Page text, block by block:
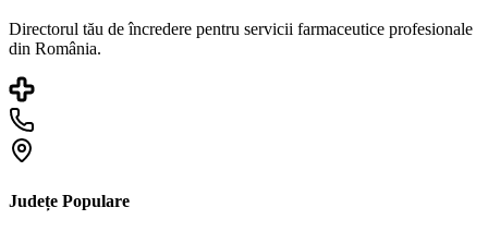
Directorul tău de încredere pentru servicii farmaceutice profesionale
din România.
Județe Populare